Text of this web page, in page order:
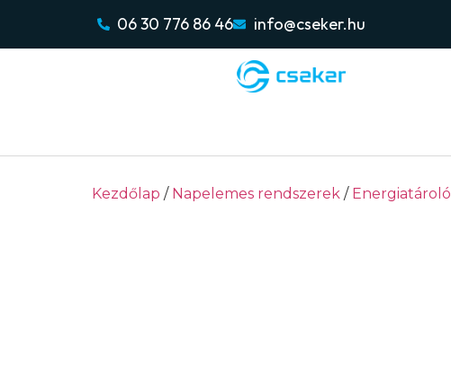
06 30 776 86 46 info@cseker.hu
Kezdőlap / Napelemes rendszerek / Energiatároló